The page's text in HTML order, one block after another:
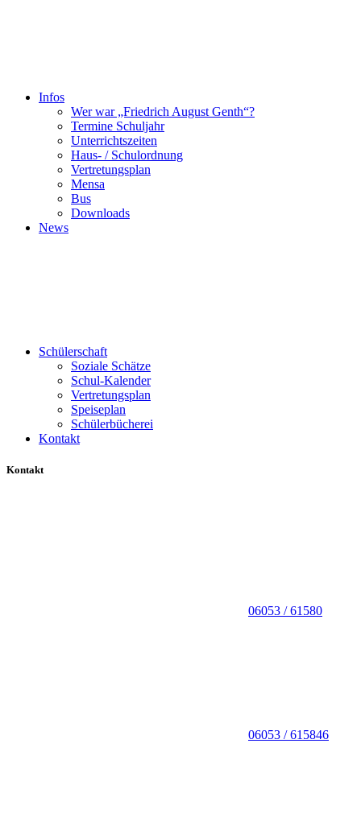
Infos
Wer war „Friedrich August Genth“?
Termine Schuljahr
Unterrichtszeiten
Haus- / Schulordnung
Vertretungsplan
Mensa
Bus
Downloads
News
Schülerschaft
Soziale Schätze
Schul-Kalender
Vertretungsplan
Speiseplan
Schülerbücherei
Kontakt
Kontakt
06053 / 61580
06053 / 615846